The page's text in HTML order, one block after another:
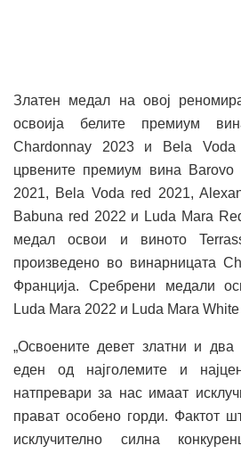
Златен медал на овој
освоија белите премиум
Chardonnay 2023 и Bela
црвените премиум вина
2021, Bela Voda red 2021,
Babuna red 2022 и Luda Mara
медал освои и виното
произведено во винарницата
Франција. Сребрени медали
Luda Mara 2022 и Luda Mara
„Освоените девет златни и
еден од најголемите и
натпревари за нас имаат
прават особено горди. Фактот
исклучително силна